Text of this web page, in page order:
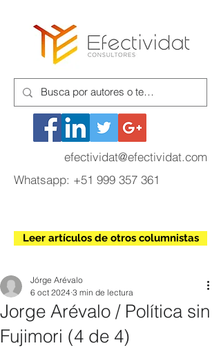
efectividat@efectividat.com
Whatsapp: +51 999 357 361
Leer artículos de otros columnistas
Jorge Arévalo / Política sin
Fujimori (4 de 4)
Jórge Arévalo
6 oct 2024 3 min de lectura